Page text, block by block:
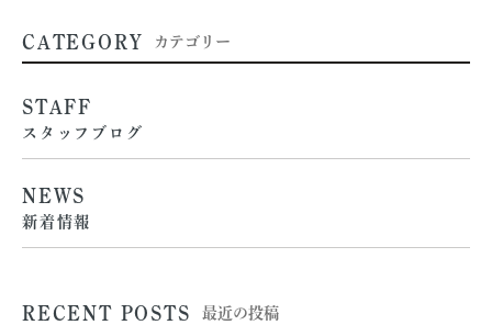
CATEGORY カテゴリー
STAFF
スタッフブログ
NEWS
新着情報
RECENT POSTS 最近の投稿